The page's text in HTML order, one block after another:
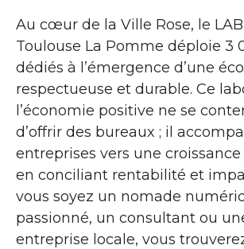
Au cœur de la Ville Rose, le
Toulouse La Pomme déploie 3
dédiés à l’émergence d’une
respectueuse et durable. Ce
l’économie positive ne se
d’offrir des bureaux ; il
entreprises vers une
en conciliant rentabilité et
vous soyez un nomade
passionné, un consultant ou
entreprise locale, vous